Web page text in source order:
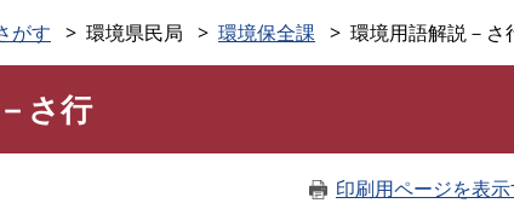
がす 環境県民局 環境保全課 環境用語解説－さ
さ行
印刷用ページを表示